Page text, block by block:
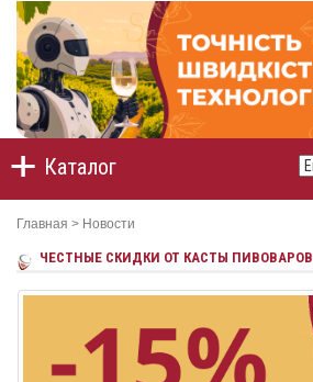
Каталог
Главная > Новости
ЧЕСТНЫЕ СКИДКИ ОТ КАСТЫ ПИВОВАРОВ